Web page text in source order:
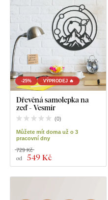
-25% VÝPRODEJ 🔥
Dřevěná samolepka na
zeď - Vesmír
(0)
Můžete mít doma už o 3
pracovní dny
od 549 Kč
729 Kč